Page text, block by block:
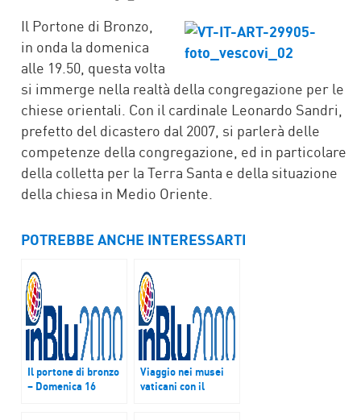
FACEBOOK
TWITTER
WHATSAPP
MAIL
Il Portone di Bronzo,
in onda la domenica
alle 19.50, questa volta
si immerge nella realtà della congregazione per le
chiese orientali. Con il cardinale Leonardo Sandri,
prefetto del dicastero dal 2007, si parlerà delle
competenze della congregazione, ed in particolare
della colletta per la Terra Santa e della situazione
della chiesa in Medio Oriente.
POTREBBE ANCHE INTERESSARTI
Il portone di bronzo
– Domenica 16
Viaggio nei musei
vaticani con il